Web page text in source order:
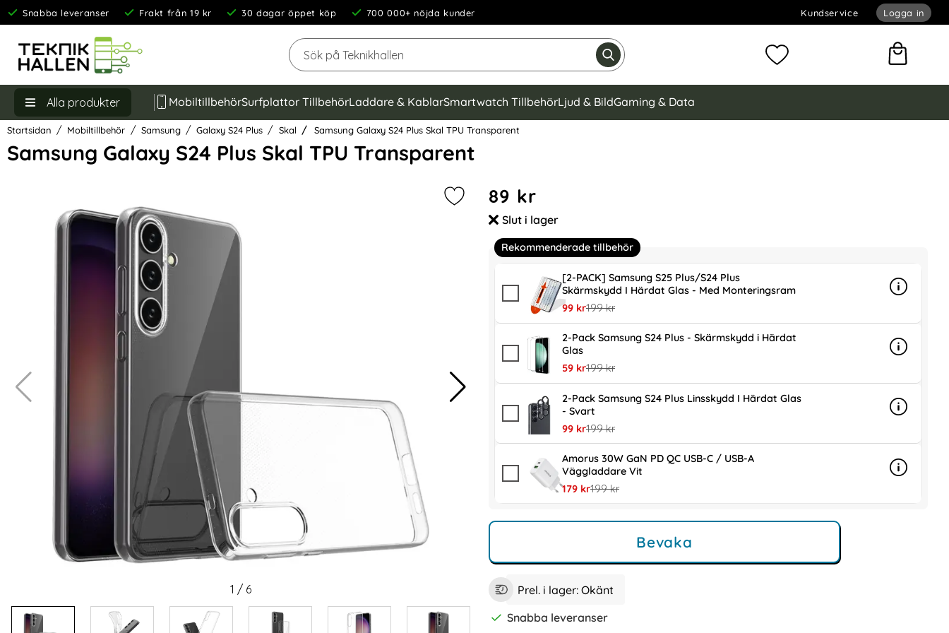
Snabba leveranser Frakt från 19 kr 30 dagar öppet köp 700 000+ nöjda kunder Kundservice Logga in
Sök
Genomför sökning Mina favoriter
Alla produkter MobiltillbehörSurfplattor TillbehörLaddare & KablarSmartwatch TillbehörLjud & BildGaming & Data
Startsidan Mobiltillbehör Samsung Galaxy S24 Plus Skal Samsung Galaxy S24 Plus Skal TPU Transparent
Samsung Galaxy S24 Plus Skal TPU Transparent
Hoppa
över
Markera samsung Galaxy S24 Plus Skal TPU Transparent som favorit
1 / 6
pris
89 kr
Tillgänglighet:
Slut i lager
Rekommenderade tillbehör
[2-PACK] Samsung S25 Plus/S24 Plus
Skärmskydd I Härdat Glas - Med Monteringsram
rea pris
99 krtidigare pris
199 kr
Info
mer info
2-Pack Samsung S24 Plus - Skärmskydd i Härdat
Glas
rea pris
59 krtidigare pris
199 kr
Info
mer info
2-Pack Samsung S24 Plus Linsskydd I Härdat Glas
- Svart
rea pris
99 krtidigare pris
199 kr
Info
mer info
Amorus 30W GaN PD QC USB-C / USB-A
Väggladdare Vit
rea pris
179 krtidigare pris
199 kr
Info
mer info
Bevaka
Prel. i lager: Okänt
Snabba leveranser